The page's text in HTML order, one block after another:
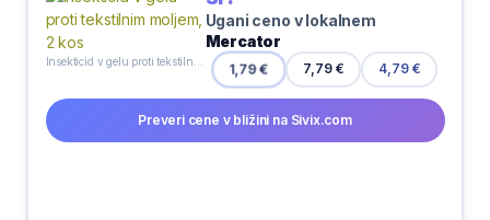
Ugani ceno v lokalnem
Mercator
1,79 € 7,79 € 4,79 €
Preveri cene v bližini na Sivix.com